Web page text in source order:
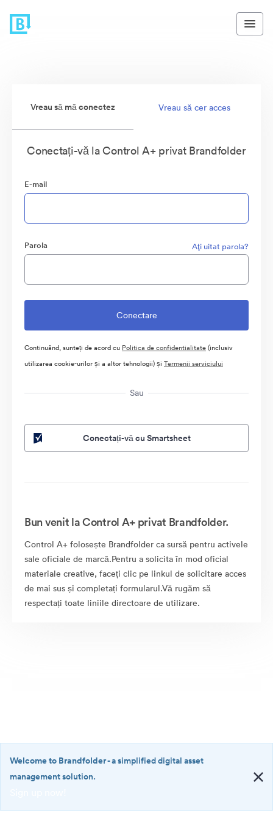
Vreau să mă conectez Vreau să cer acces
Conectați-vă la Control A+ privat Brandfolder
E-mail
Parola Aţi uitat parola?
Continuând, sunteți de acord cu Politica de confidentialitate(inclusiv
utilizarea cookie-urilor și a altor tehnologii) și Termenii serviciului
Sau
Conectați-vă cu Smartsheet
Bun venit la Control A+ privat Brandfolder.
Control A+ folosește Brandfolder ca sursă pentru activele
sale oficiale de marcă.Pentru a solicita în mod oficial
materiale creative, faceți clic pe linkul de solicitare acces
de mai sus și completați formularul.Vă rugăm să
respectați toate liniile directoare de utilizare.
·
Welcome to Brandfolder- a simplified digital asset
management solution.